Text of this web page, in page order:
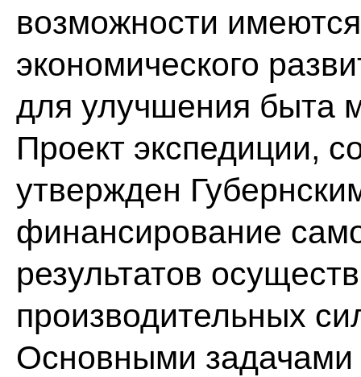
возможности
экономического
для улучшения быта
Проект экспедиции,
утвержден
финансирование
результатов
производительных
Основными задачами